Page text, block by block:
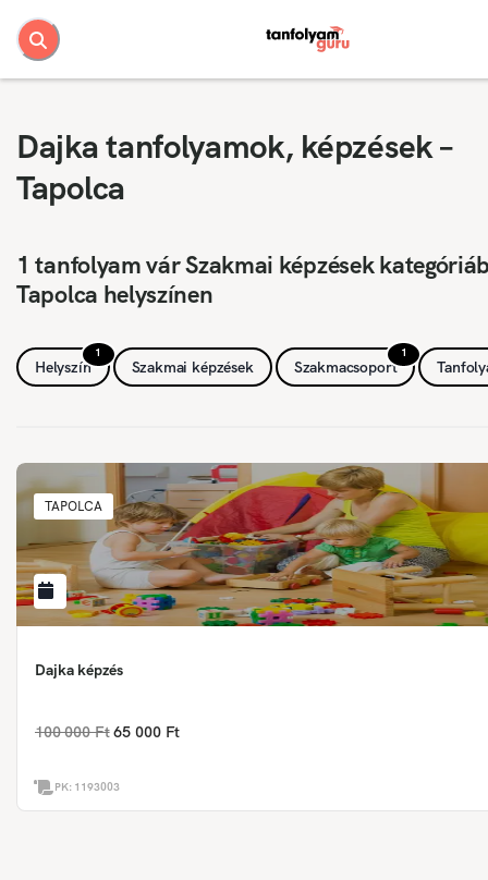
Dajka tanfolyamok, képzések –
Tapolca
1 tanfolyam vár Szakmai képzések
Tapolca helyszínen
1
Helyszín Szakmai képzések
1
Szakmacsoport
TAPOLCA
Dajka képzés
100 000 Ft 65 000 Ft
PK: 1193003